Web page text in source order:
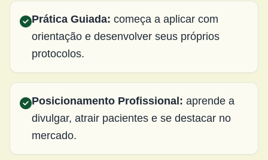
Prática Guiada: começa a aplicar com
orientação e desenvolver seus próprios
protocolos.
Posicionamento Profissional: aprende a
divulgar, atrair pacientes e se destacar no
mercado.